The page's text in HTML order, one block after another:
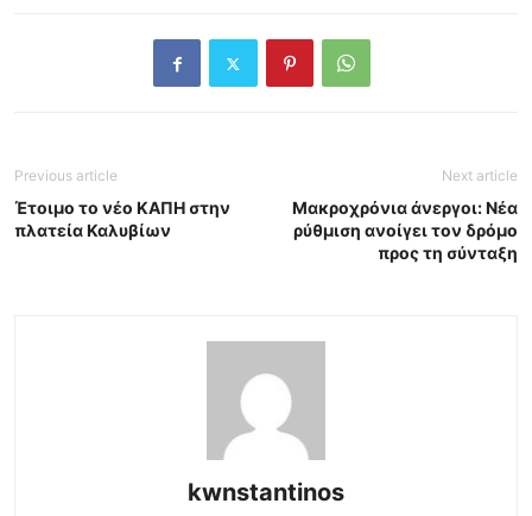
Previous article
Έτοιμο το νέο ΚΑΠΗ στην
πλατεία Καλυβίων
Next article
Μακροχρόνια άνεργοι: Νέα
ρύθμιση ανοίγει τον δρόμο
προς τη σύνταξη
kwnstantinos